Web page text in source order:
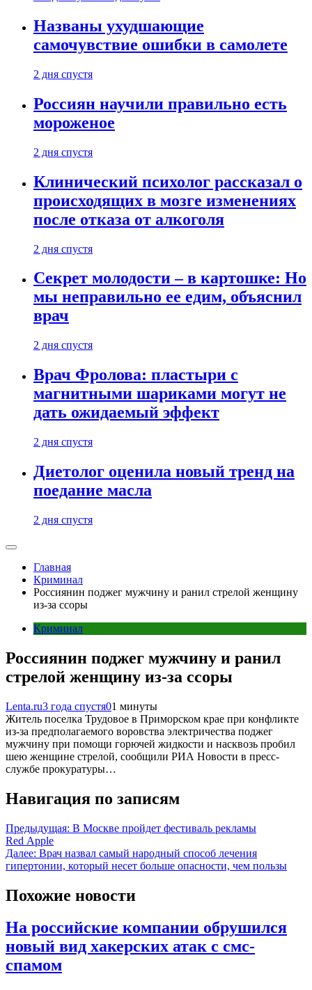
Названы ухудшающие
самочувствие ошибки в самолете
2 дня спустя
Россиян научили правильно есть
мороженое
2 дня спустя
Клинический психолог рассказал о
происходящих в мозге изменениях
после отказа от алкоголя
2 дня спустя
Секрет молодости – в картошке: Но
мы неправильно ее едим, объяснил
врач
2 дня спустя
Врач Фролова: пластыри с
магнитными шариками могут не
дать ожидаемый эффект
2 дня спустя
Диетолог оценила новый тренд на
поедание масла
2 дня спустя
Главная
Криминал
Россиянин поджег мужчину и ранил стрелой женщину
из-за ссоры
Криминал
Россиянин поджег мужчину и ранил
стрелой женщину из-за ссоры
Lenta.ru3 года спустя01 минуты
Житель поселка Трудовое в Приморском крае при конфликте
из-за предполагаемого воровства электричества поджег
мужчину при помощи горючей жидкости и насквозь пробил
шею женщине стрелой, сообщили РИА Новости в пресс-
службе прокуратуры…
Навигация по записям
Предыдущая: В Москве пройдет фестиваль рекламы
Red Apple
Далее: Врач назвал самый народный способ лечения
гипертонии, который несет больше опасности, чем пользы
Похожие новости
На российские компании обрушился
новый вид хакерских атак с смс-
спамом